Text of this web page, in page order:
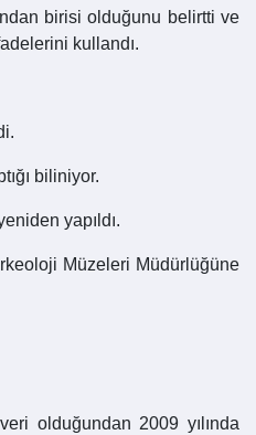
birisi olduğunu belirtti ve
kullandı.
biliniyor.
yapıldı.
Müzeleri Müdürlüğüne
olduğundan 2009 yılında